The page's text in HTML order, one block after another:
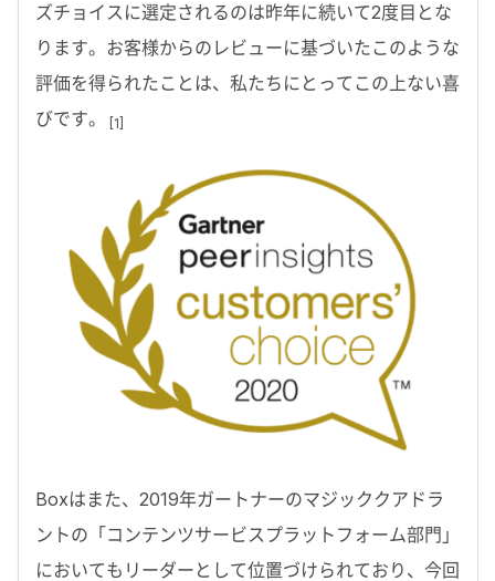
ズチョイスに選定されるのは昨年に続いて2度目とな
ります。お客様からのレビューに基づいたこのような
評価を得られたことは、私たちにとってこの上ない喜
びです。
[1]
Boxはまた、2019年ガートナーのマジッククアドラ
ントの「コンテンツサービスプラットフォーム部門」
においてもリーダーとして位置づけられており、今回